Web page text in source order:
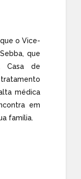
o Vice-
que
Casa de
médica
em
família.